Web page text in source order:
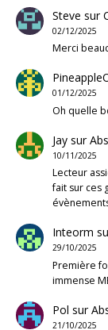
Steve sur
02/12/2025
Merci
01/12/2025
Oh quelle
Jaysur
10/11/2025
Lecteur
fait sur ces
Inteorm
29/10/2025
Première
immense
Pol sur
21/10/2025